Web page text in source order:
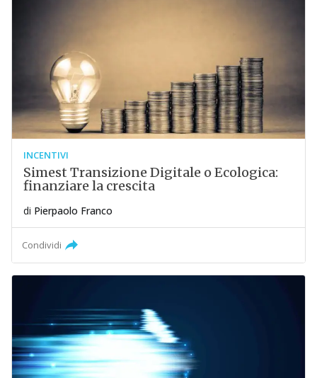
INCENTIVI
Simest Transizione Digitale o Ecologica:
finanziare la crescita
di Pierpaolo Franco
Condividi